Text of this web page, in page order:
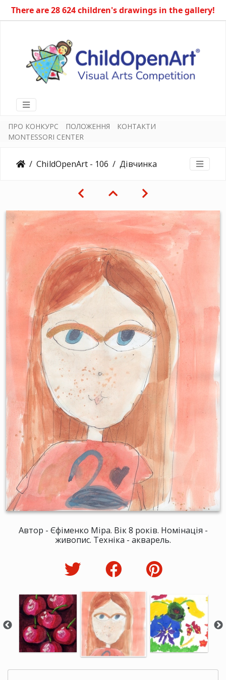
There are 28 624 children's drawings in the gallery!
ПРО КОНКУРС ПОЛОЖЕННЯ
КОНТАКТИ
MONTESSORI CENTER
ChildOpenArt - 106 Дівчинка
Автор - Єфіменко Міра. Вік 8 років. Номінація -
живопис. Техніка - акварель.